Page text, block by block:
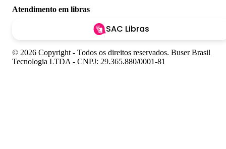
Atendimento em libras
SAC Libras
© 2026 Copyright - Todos os direitos reservados. Buser Brasil
Tecnologia LTDA - CNPJ: 29.365.880/0001-81